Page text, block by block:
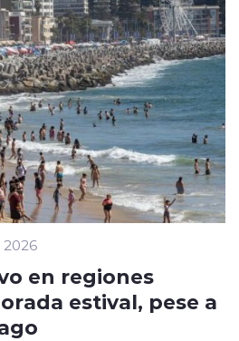
en regiones
estival, pese a